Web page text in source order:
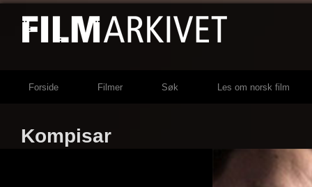
Forside Filmer Søk Les om norsk film
Kompisar